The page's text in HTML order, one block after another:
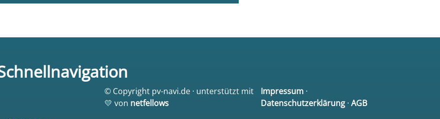
© Copyright pv-navi.de · unterstützt mit
💛 von netfellows
Impressum·
Datenschutzerklärung· AGB